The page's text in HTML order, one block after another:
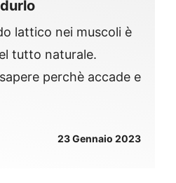
lattico nei muscoli è
tutto naturale.
perchè accade e
23 Gennaio 2023